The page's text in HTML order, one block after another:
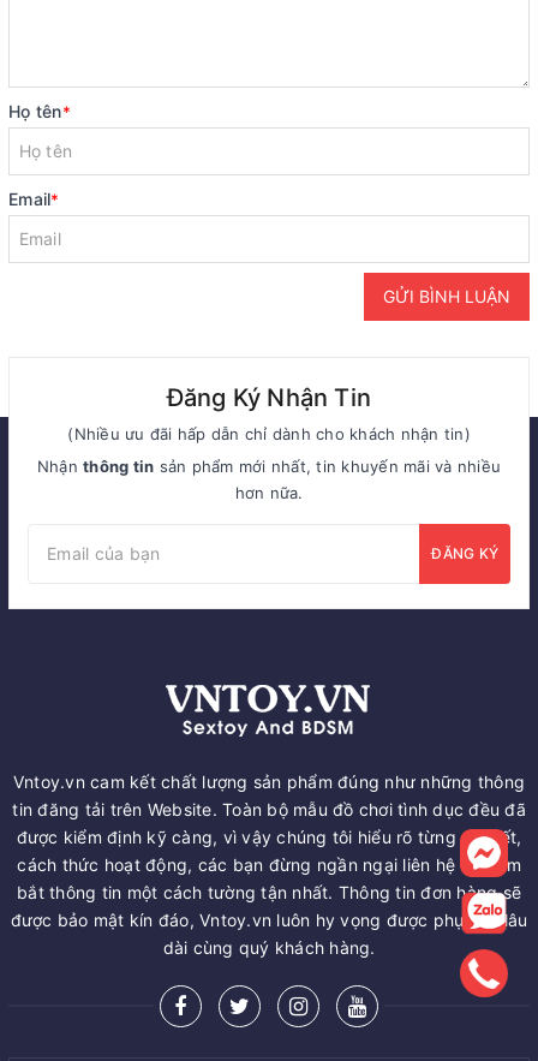
Họ tên*
Email*
GỬI BÌNH LUẬN
Đăng Ký Nhận Tin
(Nhiều ưu đãi hấp dẫn chỉ dành cho khách nhận tin)
Nhậnthông tin sản phẩm mới nhất, tin khuyến mãi và nhiều
hơn nữa.
ĐĂNG KÝ
Vntoy.vn cam kết chất lượng sản phẩm đúng như những thông
tin đăng tải trên Website. Toàn bộ mẫu đồ chơi tình dục đều đã
được kiểm định kỹ càng, vì vậy chúng tôi hiểu rõ từng chi tiết,
cách thức hoạt động, các bạn đừng ngần ngại liên hệ để nắm
bắt thông tin một cách tường tận nhất. Thông tin đơn hàng sẽ
được bảo mật kín đáo, Vntoy.vn luôn hy vọng được phục vụ lâu
dài cùng quý khách hàng.